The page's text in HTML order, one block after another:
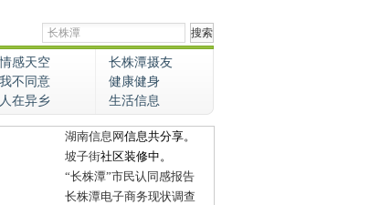
情感天空
长株潭摄友
我不同意
健康健身
人在异乡 生活信息
湖南信息网信息共分享。
坡子街社区装修中。
“长株潭”市民认同感报告
长株潭电子商务现状调查